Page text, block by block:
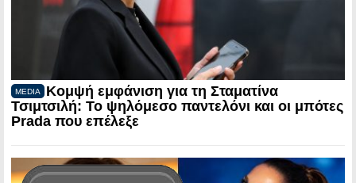
MEDIA
Κομψή εμφάνιση για τη Σταματίνα
Τσιμτσιλή: Το ψηλόμεσο παντελόνι και οι μπότες
Prada που επέλεξε